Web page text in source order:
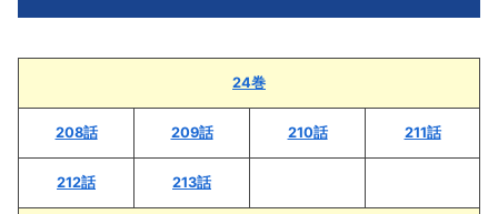
24巻
208話 209話 210話 211話
212話 213話